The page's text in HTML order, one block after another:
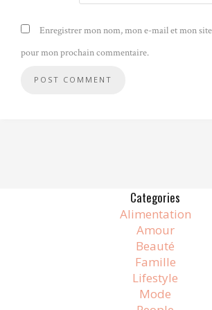
Enregistrer mon nom, mon e-mail et mon
pour mon prochain commentaire.
Categories
Alimentation
Amour
Beauté
Famille
Lifestyle
Mode